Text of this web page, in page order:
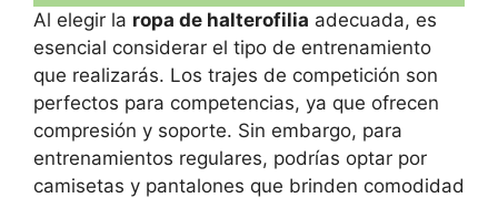
Al elegir la ropa de halterofilia adecuada, es
esencial considerar el tipo de entrenamiento
que realizarás. Los trajes de competición son
perfectos para competencias, ya que ofrecen
compresión y soporte. Sin embargo, para
entrenamientos regulares, podrías optar por
camisetas y pantalones que brinden comodidad